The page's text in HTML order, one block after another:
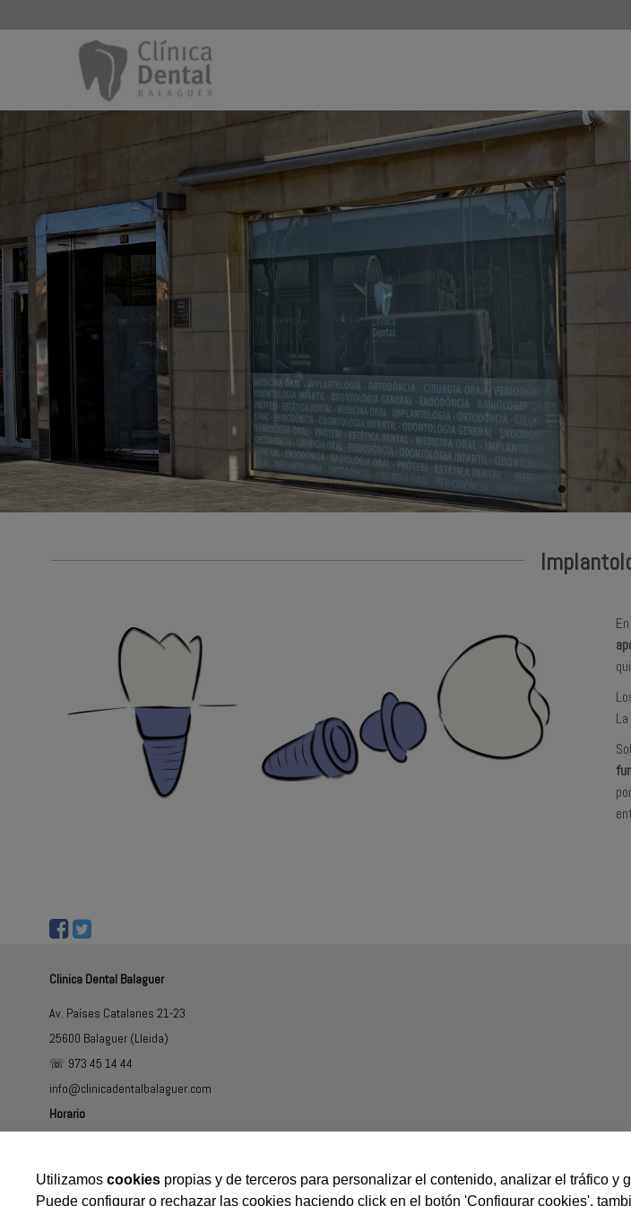
Clinica Dental Balaguer
Av. Países Catalanes 21-23
25600 Balaguer (Lleida)
☏ 973 45 14 44
info@clinicadentalbalaguer.com
Horario
Utilizamoscookies propias y de terceros para personalizar el contenido, analizar el tráfico y
Puede configurar o rechazar las cookies haciendo click en el botón 'Configurar cookies',